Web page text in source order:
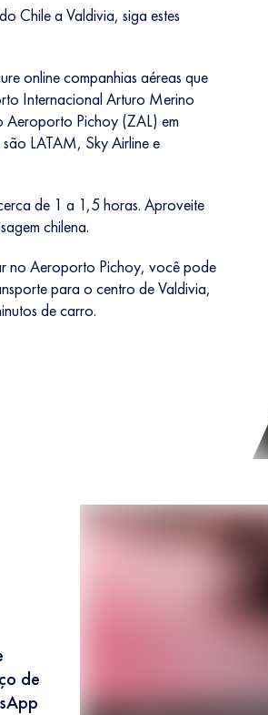
Chile a Valdivia, siga estes
online companhias aéreas que
Internacional Arturo Merino
Aeroporto Pichoy (ZAL) em
LATAM, Sky Airline e
de 1 a 1,5 horas. Aproveite
chilena.
no Aeroporto Pichoy, você pode
para o centro de Valdivia,
de carro.
de